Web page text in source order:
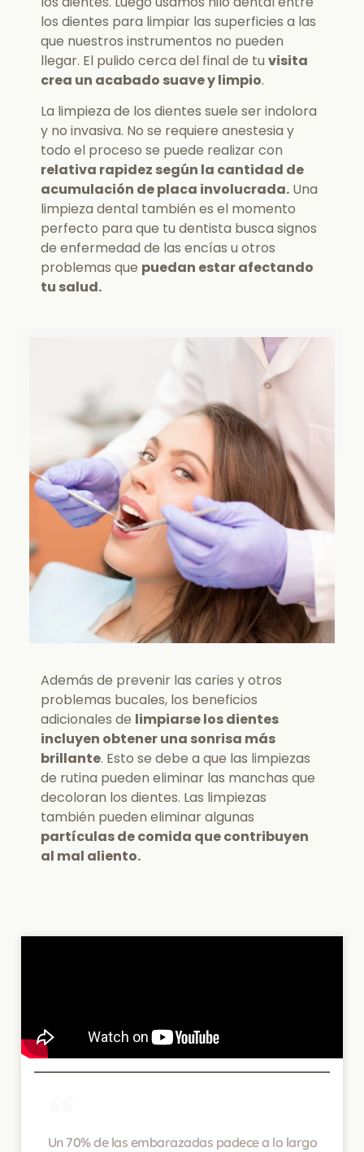
los dientes para limpiar las superficies a las
que nuestros instrumentos no pueden
llegar. El pulido cerca del final de tu visita
crea un acabado suave y limpio.
La limpieza de los dientes suele ser indolora
y no invasiva. No se requiere anestesia y
todo el proceso se puede realizar con
relativa rapidez según la cantidad de
acumulación de placa involucrada. Una
limpieza dental también es el momento
perfecto para que tu dentista busca signos
de enfermedad de las encías u otros
problemas que puedan estar afectando
tu salud.
Además de prevenir las caries y otros
problemas bucales, los beneficios
adicionales de limpiarse los dientes
incluyen obtener una sonrisa más
brillante. Esto se debe a que las limpiezas
de rutina pueden eliminar las manchas que
decoloran los dientes. Las limpiezas
también pueden eliminar algunas
partículas de comida que contribuyen
al mal aliento.
Un 70% de las embarazadas padece a lo largo